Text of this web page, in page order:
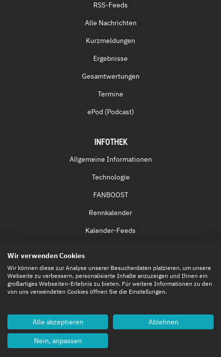
RSS-Feeds
Alle Nachrichten
Kurzmeldungen
Ergebnisse
Gesamtwertungen
Termine
ePod (Podcast)
INFOTHEK
Allgemeine Informationen
Technologie
FANBOOST
Rennkalender
Kalender-Feeds
Eintrittskarten
Wir verwenden Cookies
Wir können diese zur Analyse unserer Besucherdaten platzieren, um unsere
Webseite zu verbessern, personalisierte Inhalte anzuzeigen und Ihnen ein
großartiges Webseiten-Erlebnis zu bieten. Für weitere Informationen zu den
von uns verwendeten Cookies öffnen Sie die Einstellungen.
Alle akzeptieren Ablehnen
Nein, anpassen